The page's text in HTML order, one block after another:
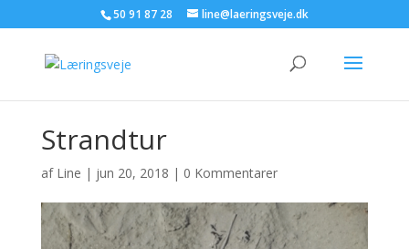
50 91 87 28 line@laeringsveje.dk
Strandtur
af Line | jun 20, 2018 | 0 Kommentarer